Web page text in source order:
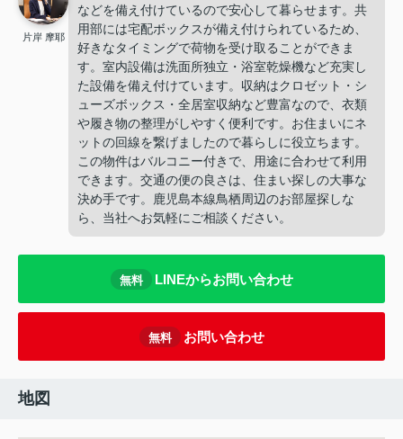
片岸 摩耶
などを備え付けているので安心して暮らせます。共
用部には宅配ボックスが備え付けられているため、
好きなタイミングで荷物を受け取ることができま
す。室内設備は洗面所独立・浴室乾燥機など充実し
た設備を備え付けています。収納はクロゼット・シ
ューズボックス・全居室収納など豊富なので、衣類
や履き物の整理がしやすく便利です。お住まいにネ
ットの回線を繋げましたので暮らしに役立ちます。
この物件はバルコニー付きで、用途に合わせて利用
できます。交通の便の良さは、住まい探しの大事な
決め手です。鹿児島本線鳥栖周辺のお部屋探しな
ら、当社へお気軽にご相談ください。
無料 LINEからお問い合わせ
無料 お問い合わせ
地図